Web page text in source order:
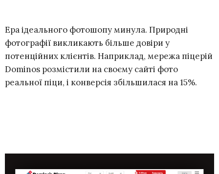
Ера ідеального фотошопу минула. Природні
фотографії викликають більше довіри у
потенційних клієнтів. Наприклад, мережа піцерій
Dominos розмістили на своєму сайті фото
реальної піци, і конверсія збільшилася на 15%.